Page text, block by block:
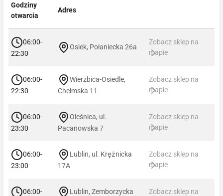
Godziny
otwarcia
Adres
06:00-
22:30
Osiek, Połaniecka 26a
Zobacz sklep na
mapie
06:00-
22:30
Wierzbica-Osiedle,
Chełmska 11
Zobacz sklep na
mapie
06:00-
23:30
Oleśnica, ul.
Pacanowska 7
Zobacz sklep na
mapie
06:00-
23:00
Lublin, ul. Krężnicka
17A
Zobacz sklep na
mapie
06:00-
Lublin, Zemborzycka
Zobacz sklep na